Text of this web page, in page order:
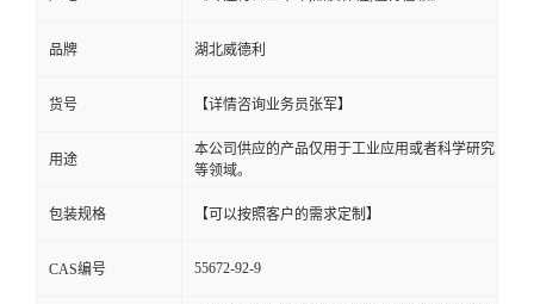
品牌 湖北威德利
货号 【详情咨询业务员张军】
用途
本公司供应的产品仅用于工业应用或者科学研究
等领域。
包装规格 【可以按照客户的需求定制】
CAS编号 55672-92-9